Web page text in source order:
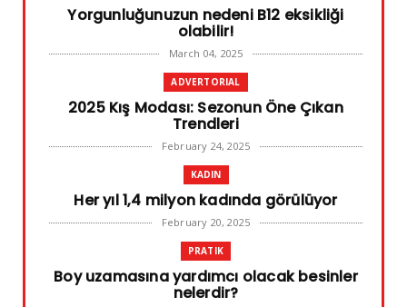
Yorgunluğunuzun nedeni B12 eksikliği
olabilir!
March 04, 2025
ADVERTORIAL
2025 Kış Modası: Sezonun Öne Çıkan
Trendleri
February 24, 2025
KADIN
Her yıl 1,4 milyon kadında görülüyor
February 20, 2025
PRATIK
Boy uzamasına yardımcı olacak besinler
nelerdir?